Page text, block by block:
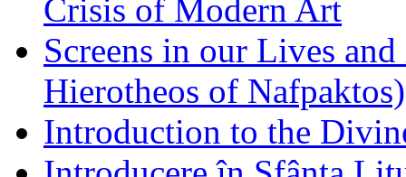
Crisis of Modern Art
Screens in our Lives
Hierotheos of Nafpaktos)
Introduction to the